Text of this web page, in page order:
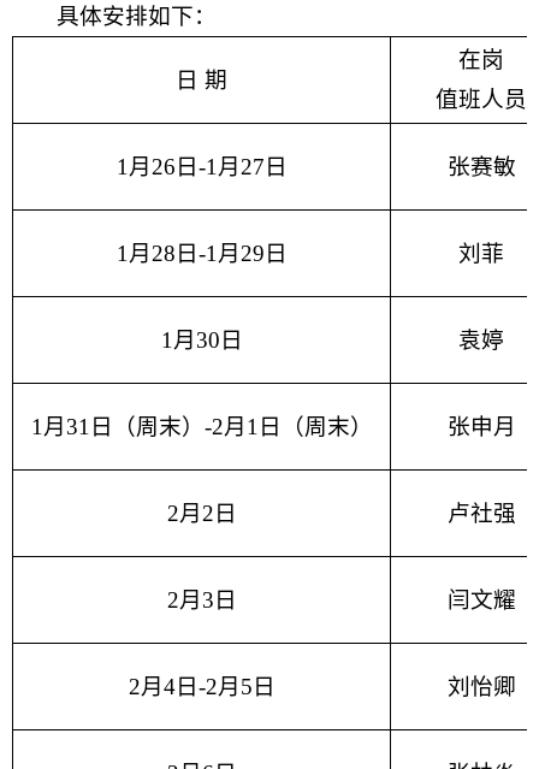
具体安排如下：
日 期
在岗
值班人员
1月26日-1月27日 张赛敏
1月28日-1月29日 刘菲
1月30日 袁婷
1月31日（周末）-2月1日（周末） 张申月
2月2日 卢社强
2月3日 闫文耀
2月4日-2月5日 刘怡卿